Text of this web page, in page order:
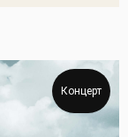
Концерт